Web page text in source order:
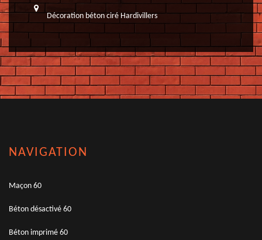
Décoration béton ciré Hardivillers
NAVIGATION
Maçon 60
Béton désactivé 60
Béton imprimé 60